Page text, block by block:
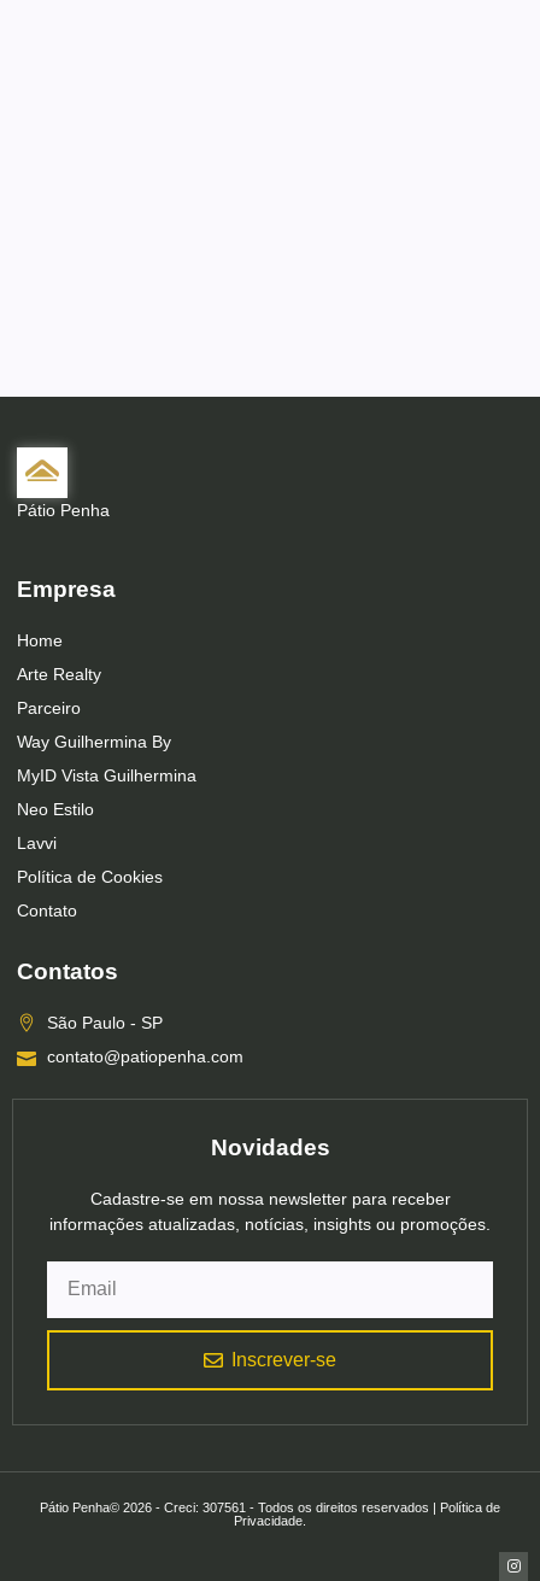
Pátio Penha
Empresa
Home
Arte Realty
Parceiro
Way Guilhermina By
MyID Vista Guilhermina
Neo Estilo
Lavvi
Política de Cookies
Contato
Contatos
São Paulo - SP
contato@patiopenha.com
Novidades
Cadastre-se em nossa newsletter para receber
informações atualizadas, notícias, insights ou promoções.
Inscrever-se
Pátio Penha© 2026 - Creci: 307561 - Todos os direitos reservados | Política de
Privacidade.